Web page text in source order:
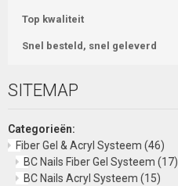
Top kwaliteit
Snel besteld, snel geleverd
SITEMAP
Categorieën:
Fiber Gel & Acryl Systeem (46)
BC Nails Fiber Gel Systeem (17)
BC Nails Acryl Systeem (15)